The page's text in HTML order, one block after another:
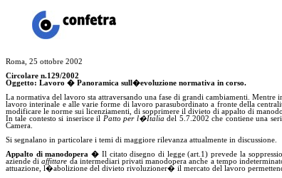
Roma, 25 ottobre 2002
Circolare n.129/2002
Oggetto: Lavoro � Panoramica sull�evoluzione normativa in corso.
La normativa del lavoro sta attraversando una fase di grandi cambiamenti.
lavoro interinale e alle varie forme di lavoro parasubordinato a fronte della
modificare le norme sui licenziamenti, di sopprimere il divieto di appalto di
In tale contesto si inserisce il Patto per l�Italia del 5.7.2002 che contiene una
Camera.
Si segnalano in particolare i temi di maggiore rilevanza attualmente in discussione.
Appalto di manodopera � Il citato disegno di legge (art.1) prevede la
aziende diaffittare da intermediari privati manodopera anche a tempo
attuazione, l�abolizione del divieto rivoluzioner� il mercato del lavoro